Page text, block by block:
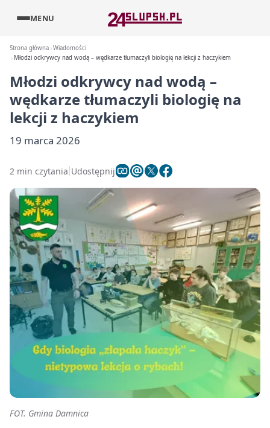
MENU
Strona główna Wiadomości
Młodzi odkrywcy nad wodą – wędkarze tłumaczyli biologię na lekcji z haczykiem
Młodzi odkrywcy nad wodą –
wędkarze tłumaczyli biologię na
lekcji z haczykiem
19 marca 2026
2 min czytania Udostępnij
FOT. Gmina Damnica